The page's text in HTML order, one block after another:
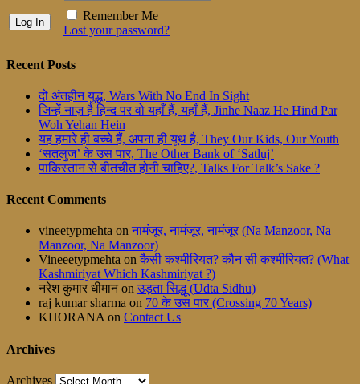
Remember Me
Lost your password?
Recent Posts
दो अंतहीन युद्ध, Wars With No End In Sight
जिन्हें नाज़ है हिन्द पर वो यहाँ हैं, यहाँ हैं, Jinhe Naaz He Hind Par
Woh Yehan Hein
यह हमारे ही बच्चे हैं, अपना ही यूथ है, They Our Kids, Our Youth
‘सतलुज’ के उस पार, The Other Bank of ‘Satluj’
पाकिस्तान से बीतचीत होनी चाहिए?, Talks For Talk’s Sake ?
Recent Comments
vineetypmehta on नामंजूर, नामंजूर, नामंजूर (Na Manzoor, Na
Manzoor, Na Manzoor)
Vineeetypmehta on कैसी कश्मीरियत? कौन सी कश्मीरियत? (What
Kashmiriyat Which Kashmiriyat ?)
नरेश कुमार धीमानon उड़ता सिद्धू (Udta Sidhu)
raj kumar sharma on 70 के उस पार (Crossing 70 Years)
KHORANA on Contact Us
Archives
Archives